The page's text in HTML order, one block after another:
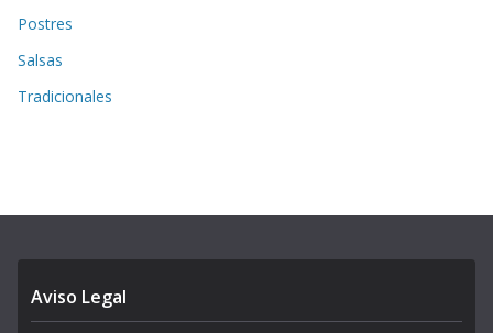
Postres
Salsas
Tradicionales
Aviso Legal